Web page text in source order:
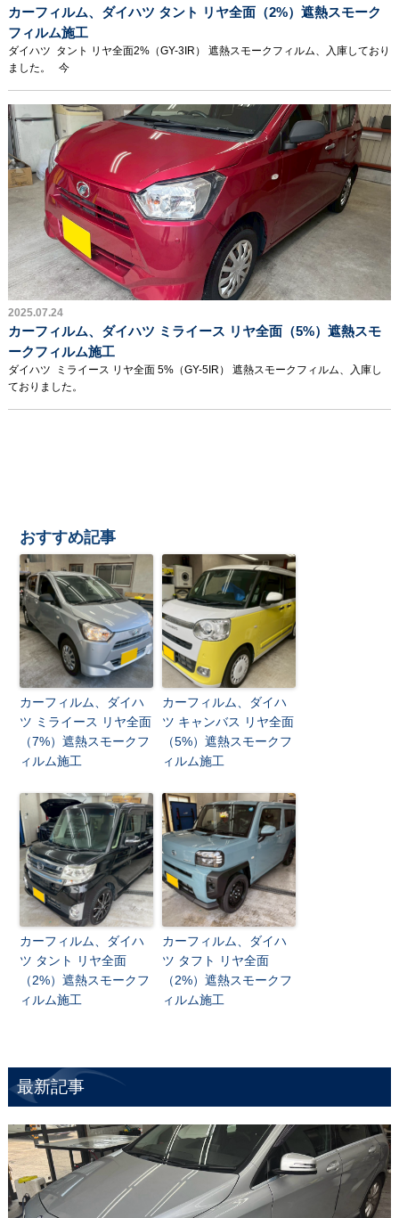
カーフィルム、ダイハツ タント リヤ全面（2%）遮熱スモーク
フィルム施工
ダイハツ タント リヤ全面2%（GY-3IR） 遮熱スモークフィルム、入庫しており
ました。 今
2025.07.24
カーフィルム、ダイハツ ミライース リヤ全面（5%）遮熱スモ
ークフィルム施工
ダイハツ ミライース リヤ全面 5%（GY-5IR） 遮熱スモークフィルム、入庫し
ておりました。
おすすめ記事
カーフィルム、ダイハ
ツ ミライース リヤ全面
（7%）遮熱スモークフ
ィルム施工
カーフィルム、ダイハ
ツ キャンバス リヤ全面
（5%）遮熱スモークフ
ィルム施工
カーフィルム、ダイハ
ツ タント リヤ全面
（2%）遮熱スモークフ
ィルム施工
カーフィルム、ダイハ
ツ タフト リヤ全面
（2%）遮熱スモークフ
ィルム施工
最新記事